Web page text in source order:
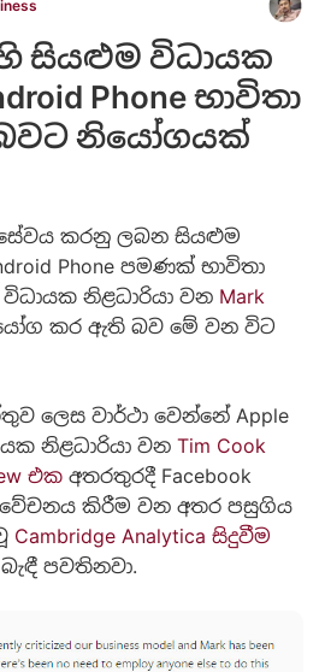
හි සියළුම විධායක
Phone භාවිතා
නියෝගයක්
කරනු ලබන සියළුම
Phone පමණක් භාවිතා
නිළධාරියා වන Mark
කර ඇති බව මේ වන විට
ලෙස වාර්ථා වෙන්නේ Apple
නිළධාරියා වන Tim Cook
එකඅතරතුරදී Facebook
කිරීම වන අතර පසුගිය
Cambridge Analytica සිදුවීම
පවතිනවා.